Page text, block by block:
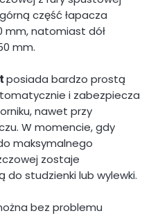
część łapacza
mm, natomiast dół
mm.
posiada bardzo prostą
i zabezpiecza
nawet przy
W momencie, gdy
maksymalnego
zostaje
studzienki lub wylewki.
bez problemu